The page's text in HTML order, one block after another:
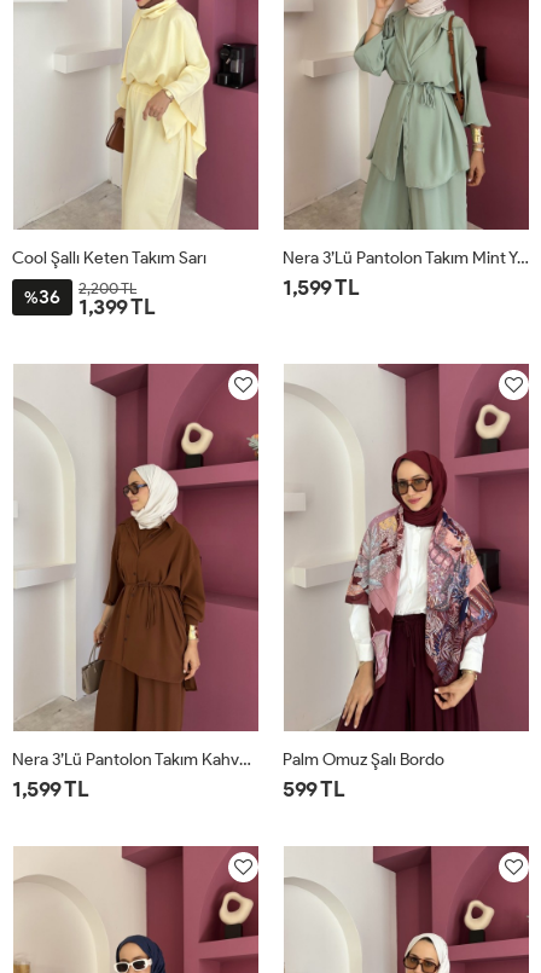
Cool Şallı Keten Takım Sarı
%36 2,200 TL
1,399 TL
Nera 3’lü Pantolon Takım Mint Yeşili
1,599 TL
Nera 3’lü Pantolon Takım Kahverengi
1,599 TL
Palm Omuz Şalı Bordo
599 TL